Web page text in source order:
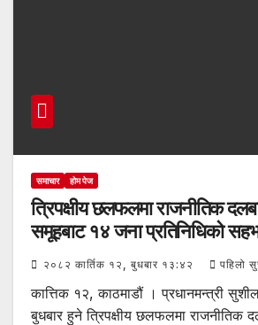
समाचार होम पेज
त्रिपक्षीय छलफलमा राजनीतिक
समूहबाट १४ जना प्रतिनिधिको
२०८२ कार्तिक १२, बुधबार १३:४२ पहिलो
कात्तिक १२, काठमाडौं । प्रधानमन्त्री
बुधबार हुने त्रिपक्षीय छलफलमा राजनीतिक